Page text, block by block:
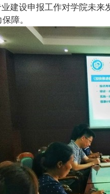
建设申报工作对学院未
障。